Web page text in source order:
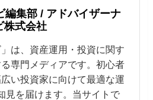
編集部 / アドバイザーナ
株式会社
」は、資産運用・投資に関す
専門メディアです。初心者
い投資家に向けて最適な運
見を届けます。当サイトで